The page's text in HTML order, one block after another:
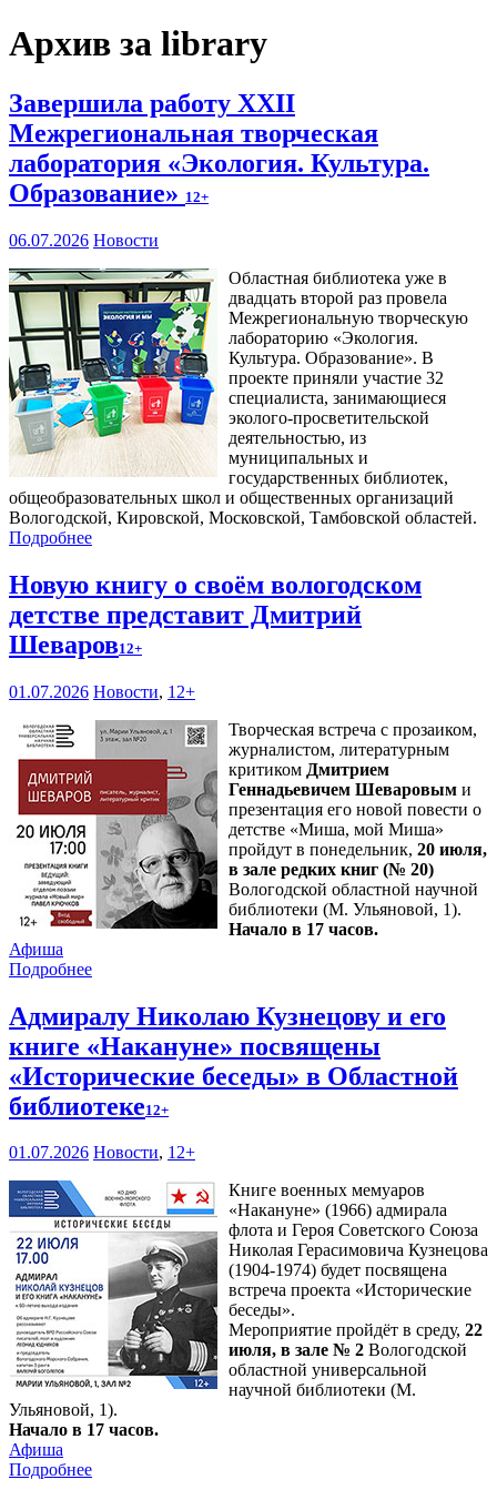
Архив за library
Завершила работу XXII
Межрегиональная творческая
лаборатория «Экология. Культура.
Образование» 12+
06.07.2026 Новости
Областная библиотека уже в
двадцать второй раз провела
Межрегиональную творческую
лабораторию «Экология.
Культура. Образование». В
проекте приняли участие 32
специалиста, занимающиеся
эколого-просветительской
деятельностью, из
муниципальных и
государственных библиотек,
общеобразовательных школ и общественных организаций
Вологодской, Кировской, Московской, Тамбовской областей.
Подробнее
Новую книгу о своём вологодском
детстве представит Дмитрий
Шеваров12+
01.07.2026 Новости, 12+
Творческая встреча с прозаиком,
журналистом, литературным
критиком Дмитрием
Геннадьевичем Шеваровым и
презентация его новой повести о
детстве «Миша, мой Миша»
пройдут в понедельник, 20 июля,
в зале редких книг (№ 20)
Вологодской областной научной
библиотеки (М. Ульяновой, 1).
Начало в 17 часов.
Афиша
Подробнее
Адмиралу Николаю Кузнецову и его
книге «Накануне» посвящены
«Исторические беседы» в Областной
библиотеке12+
01.07.2026 Новости, 12+
Книге военных мемуаров
«Накануне» (1966) адмирала
флота и Героя Советского Союза
Николая Герасимовича Кузнецова
(1904-1974) будет посвящена
встреча проекта «Исторические
беседы».
Мероприятие пройдёт в среду, 22
июля, в зале № 2 Вологодской
областной универсальной
научной библиотеки (М.
Ульяновой, 1).
Начало в 17 часов.
Афиша
Подробнее